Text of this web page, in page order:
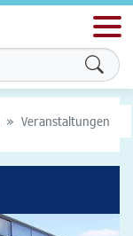
Veranstaltungen